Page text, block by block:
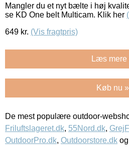
Mangler du et nyt bælte i høj
se KD One belt Multicam. Klik her
649 kr. (Vis fragtpris)
Læs mere
Køb nu »
De mest populære outdoor-
Friluftslageret.dk, 55Nord.dk,
OutdoorPro.dk, Outdoorstore.dk og